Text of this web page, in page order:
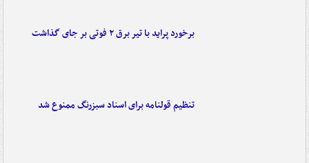
برخورد پراید با تیر برق ۲ فوتی بر جای گذاشت
تنظیم قولنامه برای اسناد سبزرنگ ممنوع شد